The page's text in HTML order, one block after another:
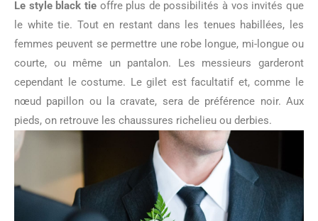
Le style black tieoffre plus de possibilités à vos invités que
le white tie. Tout en restant dans les tenues habillées, les
femmes peuvent se permettre une robe longue, mi-longue ou
courte, ou même un pantalon. Les messieurs garderont
cependant le costume. Le gilet est facultatif et, comme le
nœud papillon ou la cravate, sera de préférence noir. Aux
pieds, on retrouve les chaussures richelieu ou derbies.